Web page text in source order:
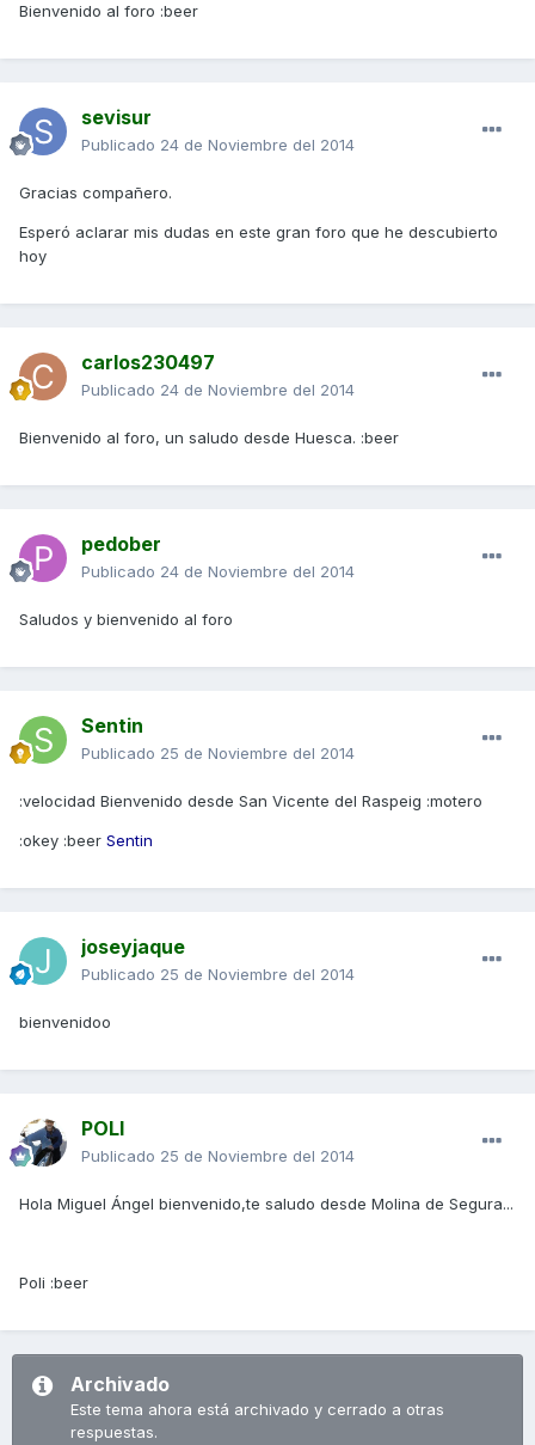
Bienvenido al foro :beer
sevisur
Publicado 24 de Noviembre del 2014
Gracias compañero.
Esperó aclarar mis dudas en este gran foro que he descubierto
hoy
carlos230497
Publicado 24 de Noviembre del 2014
Bienvenido al foro, un saludo desde Huesca. :beer
pedober
Publicado 24 de Noviembre del 2014
Saludos y bienvenido al foro
Sentin
Publicado 25 de Noviembre del 2014
:velocidad Bienvenido desde San Vicente del Raspeig :motero
:okey :beer Sentin
joseyjaque
Publicado 25 de Noviembre del 2014
bienvenidoo
POLI
Publicado 25 de Noviembre del 2014
Hola Miguel Ángel bienvenido,te saludo desde Molina de Segura...
Poli :beer
Archivado
Este tema ahora está archivado y cerrado a otras
respuestas.